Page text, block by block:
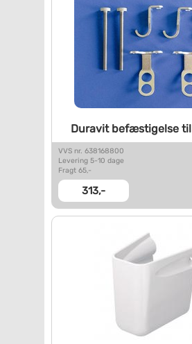
Duravit befæstigelse til
VVS nr. 638168800
Levering 5-10 dage
Fragt 65,-
313,-